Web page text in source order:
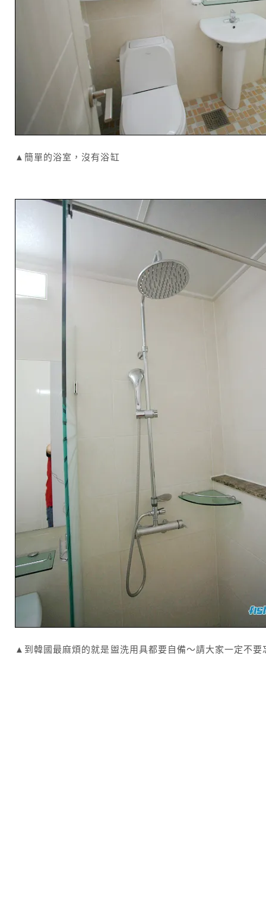
▲簡單的浴室，沒有浴缸
▲到韓國最麻煩的就是盥洗用具都要自備～請大家一定不要